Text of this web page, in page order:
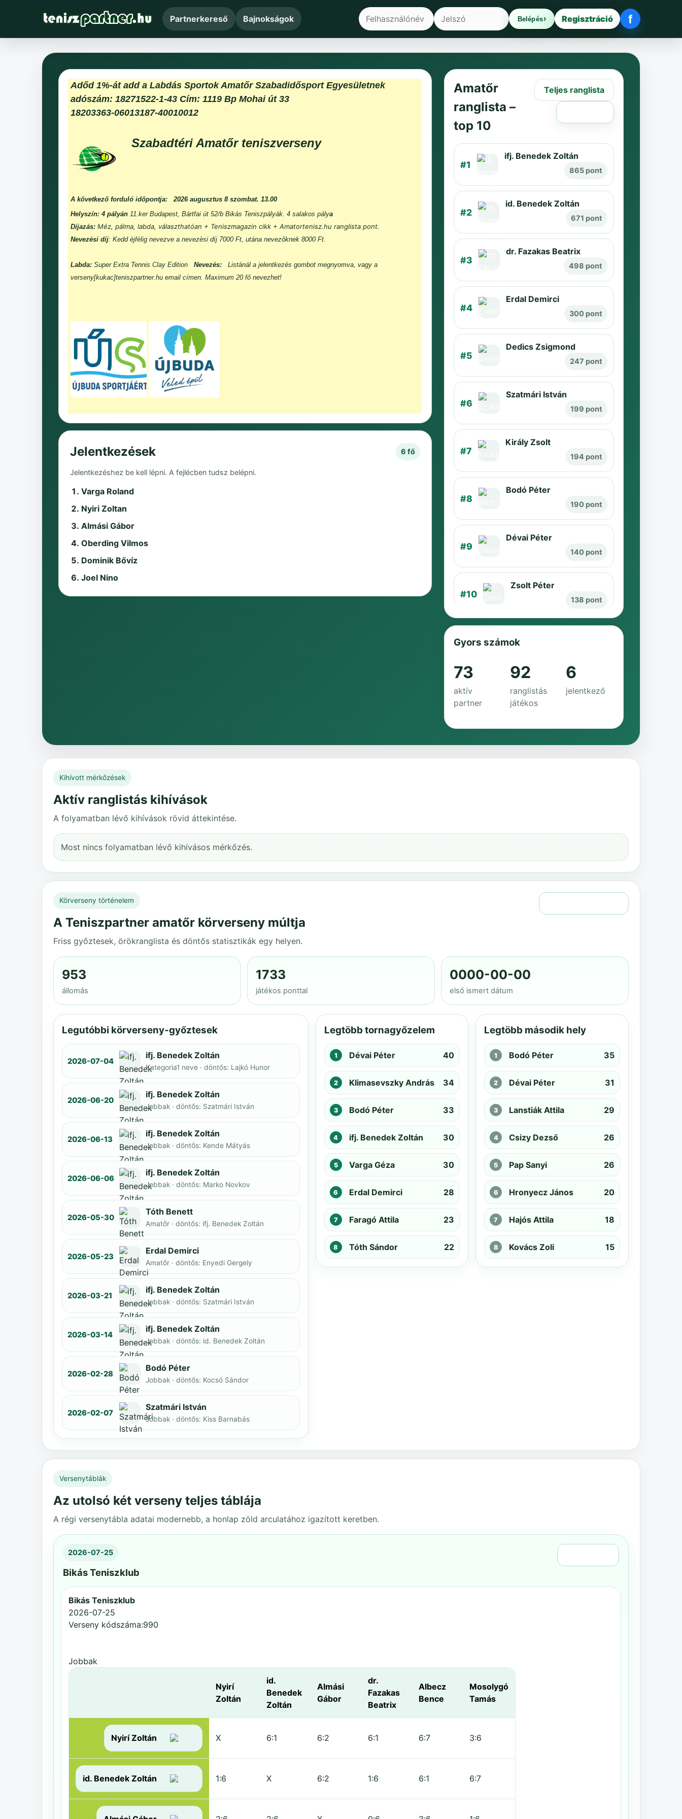
Partnerkereső Bajnokságok Belépés Regisztráció fFacebook
Adőd 1%-át add a Labdás Sportok Amatőr Szabadidősport Egyesületnek
adószám: 18271522-1-43 Cím: 1119 Bp Mohai út 33
18203363-06013187-40010012
Szabadtéri Amatőr teniszverseny
A következő forduló időpontja:
2026 augusztus 8 szombat. 13.00
Helyszín: 4 pályán 11.ker Budapest, Bártfai út 52/b Bikás Teniszpályák. 4 salakos pálya
Díjazás: Méz, pálma, labda, választhatóan + Teniszmagazin cikk + Amatortenisz.hu ranglista pont.
Nevezési díj: Kedd èjfèlig nevezve a nevezèsi díj 7000 Ft, utána nevezôknek 8000 Ft.
Labda: Super Extra Tennis Clay Edition Nevezés:
Listánál a jelentkezés gombot megnyomva, vagy a
verseny[kukac]teniszpartner.hu email címen. Maximum 20 fő nevezhet!
Jelentkezések 6 fő
Jelentkezéshez be kell lépni. A fejlécben tudsz belépni.
Varga Roland
Nyiri Zoltan
Almási Gábor
Oberding Vilmos
Dominik Bővíz
Joel Nino
Amatőr
ranglista –
top 10
Teljes ranglista
#1
ifj. Benedek Zoltán
865 pont
#2
id. Benedek Zoltán
671 pont
#3
dr. Fazakas Beatrix
498 pont
#4
Erdal Demirci
300 pont
#5
Dedics Zsigmond
247 pont
#6
Szatmári István
199 pont
#7
Király Zsolt
194 pont
#8
Bodó Péter
190 pont
#9
Dévai Péter
140 pont
#10
Zsolt Péter
138 pont
Gyors számok
73
aktív
partner
92
ranglistás
játékos
6
jelentkező
Kihívott mérkőzések
Aktív ranglistás kihívások
A folyamatban lévő kihívások rövid áttekintése.
Most nincs folyamatban lévő kihívásos mérkőzés.
Körverseny történelem
A Teniszpartner amatőr körverseny múltja
Friss győztesek, örökranglista és döntős statisztikák egy helyen.
953
állomás
1733
játékos ponttal
0000-00-00
első ismert dátum
Legutóbbi körverseny-győztesek
2026-07-04
ifj. Benedek Zoltán
Kategoria1 neve · döntős: Lajkó Hunor
2026-06-20
ifj. Benedek Zoltán
Jobbak · döntős: Szatmári István
2026-06-13
ifj. Benedek Zoltán
Jobbak · döntős: Kende Mátyás
2026-06-06
ifj. Benedek Zoltán
Jobbak · döntős: Marko Novkov
2026-05-30
Tóth Benett
Amatőr · döntős: ifj. Benedek Zoltán
2026-05-23
Erdal Demirci
Amatőr · döntős: Enyedi Gergely
2026-03-21
ifj. Benedek Zoltán
Jobbak · döntős: Szatmári István
2026-03-14
ifj. Benedek Zoltán
Jobbak · döntős: id. Benedek Zoltán
2026-02-28
Bodó Péter
Jobbak · döntős: Kocsó Sándor
2026-02-07
Szatmári István
Jobbak · döntős: Kiss Barnabás
Legtöbb tornagyőzelem
Dévai Péter 40
Klimasevszky András 34
Bodó Péter 33
ifj. Benedek Zoltán 30
Varga Géza 30
Erdal Demirci 28
Faragó Attila 23
Tóth Sándor 22
Legtöbb második hely
Bodó Péter 35
Dévai Péter 31
Lanstiák Attila 29
Csizy Dezső 26
Pap Sanyi 26
Hronyecz János 20
Hajós Attila 18
Kovács Zoli 15
Versenytáblák
Az utolsó két verseny teljes táblája
A régi versenytábla adatai modernebb, a honlap zöld arculatához igazított keretben.
2026-07-25
Bikás Teniszklub
Bikás Teniszklub
2026-07-25
Verseny kódszáma:990
Jobbak
Nyirí
Zoltán
id.
Benedek
Zoltán
Almási
Gábor
dr.
Fazakas
Beatrix
Albecz
Bence
Mosolygó
Tamás
Nyirí Zoltán X 6:1 6:2 6:1 6:7 3:6
id. Benedek Zoltán 1:6 X 6:2 1:6 6:1 6:7